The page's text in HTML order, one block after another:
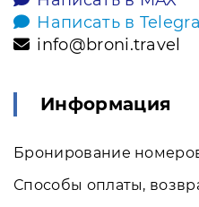
Написать в
info@broni.travel
Информация
Бронирование
Способы оплаты,